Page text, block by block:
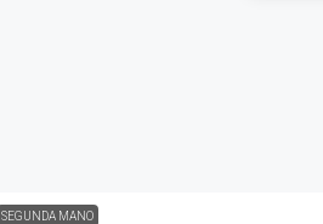
SEGUNDA MANO